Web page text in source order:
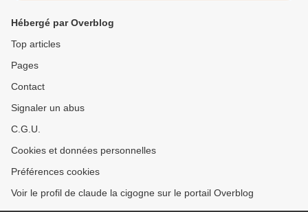
Hébergé par Overblog
Top articles
Pages
Contact
Signaler un abus
C.G.U.
Cookies et données personnelles
Préférences cookies
Voir le profil de claude la cigogne sur le portail Overblog